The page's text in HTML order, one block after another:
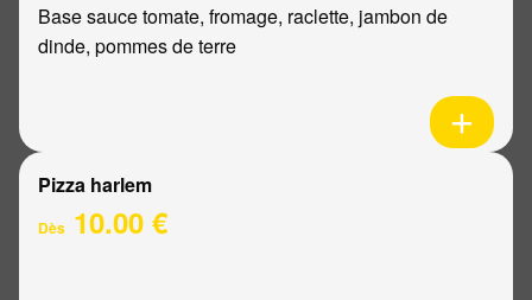
Base sauce tomate, fromage, raclette, jambon de
dinde, pommes de terre
Pizza harlem
Dès 10.00 €